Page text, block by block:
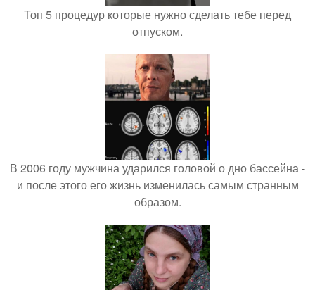
Топ 5 процедур которые нужно сделать тебе перед
отпуском.
В 2006 году мужчина ударился головой о дно бассейна -
и после этого его жизнь изменилась самым странным
образом.